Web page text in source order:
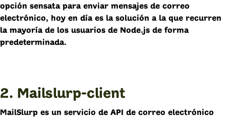
opción sensata para enviar mensajes de correo
electrónico, hoy en día es la solución a la que recurren
la mayoría de los usuarios de Node.js de forma
predeterminada.
2. Mailslurp-client
MailSlurp es un servicio de API de correo electrónico